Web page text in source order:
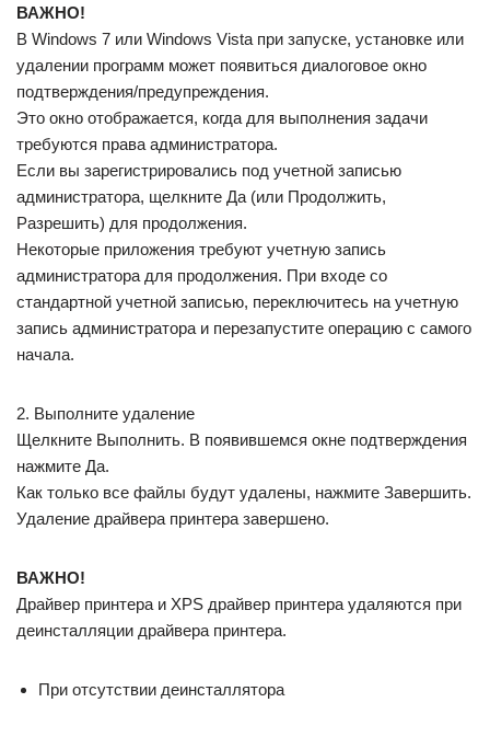
ВАЖНО!
В Windows 7 или Windows Vista при запуске, установке или
удалении программ может появиться диалоговое окно
подтверждения/предупреждения.
Это окно отображается, когда для выполнения задачи
требуются права администратора.
Если вы зарегистрировались под учетной записью
администратора, щелкните Да (или Продолжить,
Разрешить) для продолжения.
Некоторые приложения требуют учетную запись
администратора для продолжения. При входе со
стандартной учетной записью, переключитесь на учетную
запись администратора и перезапустите операцию с самого
начала.
2. Выполните удаление
Щелкните Выполнить. В появившемся окне подтверждения
нажмите Да.
Как только все файлы будут удалены, нажмите Завершить.
Удаление драйвера принтера завершено.
ВАЖНО!
Драйвер принтера и XPS драйвер принтера удаляются при
деинсталляции драйвера принтера.
При отсутствии деинсталлятора